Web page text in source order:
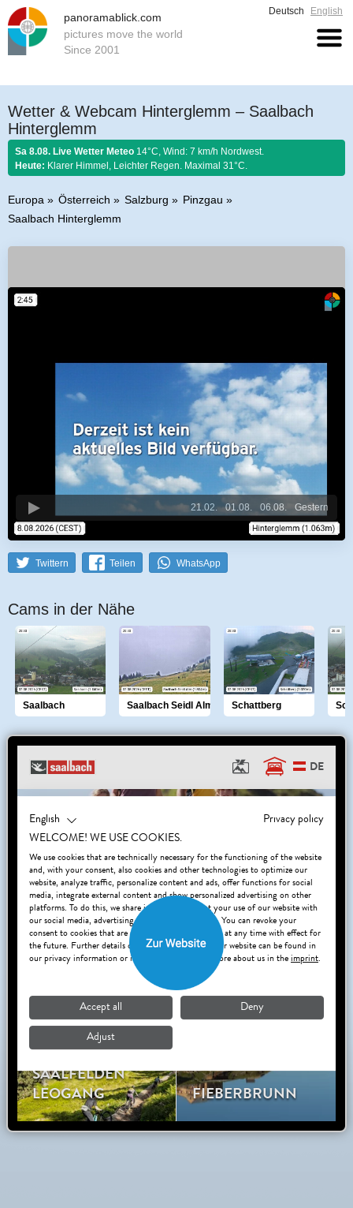
panoramablick.com
pictures move the world
Since 2001
Deutsch English
Wetter & Webcam Hinterglemm – Saalbach
Hinterglemm
Sa 8.08. Live Wetter Meteo 14°C, Wind: 7 km/h Nordwest.
Heute: Klarer Himmel, Leichter Regen. Maximal 31°C.
Europa Österreich Salzburg
Pinzgau
Saalbach Hinterglemm
Gestern
06.08.
01.08.
21.02.
Twittern Teilen WhatsApp
Cams in der Nähe
Saalbach Saalbach Seidl Alm Schattberg